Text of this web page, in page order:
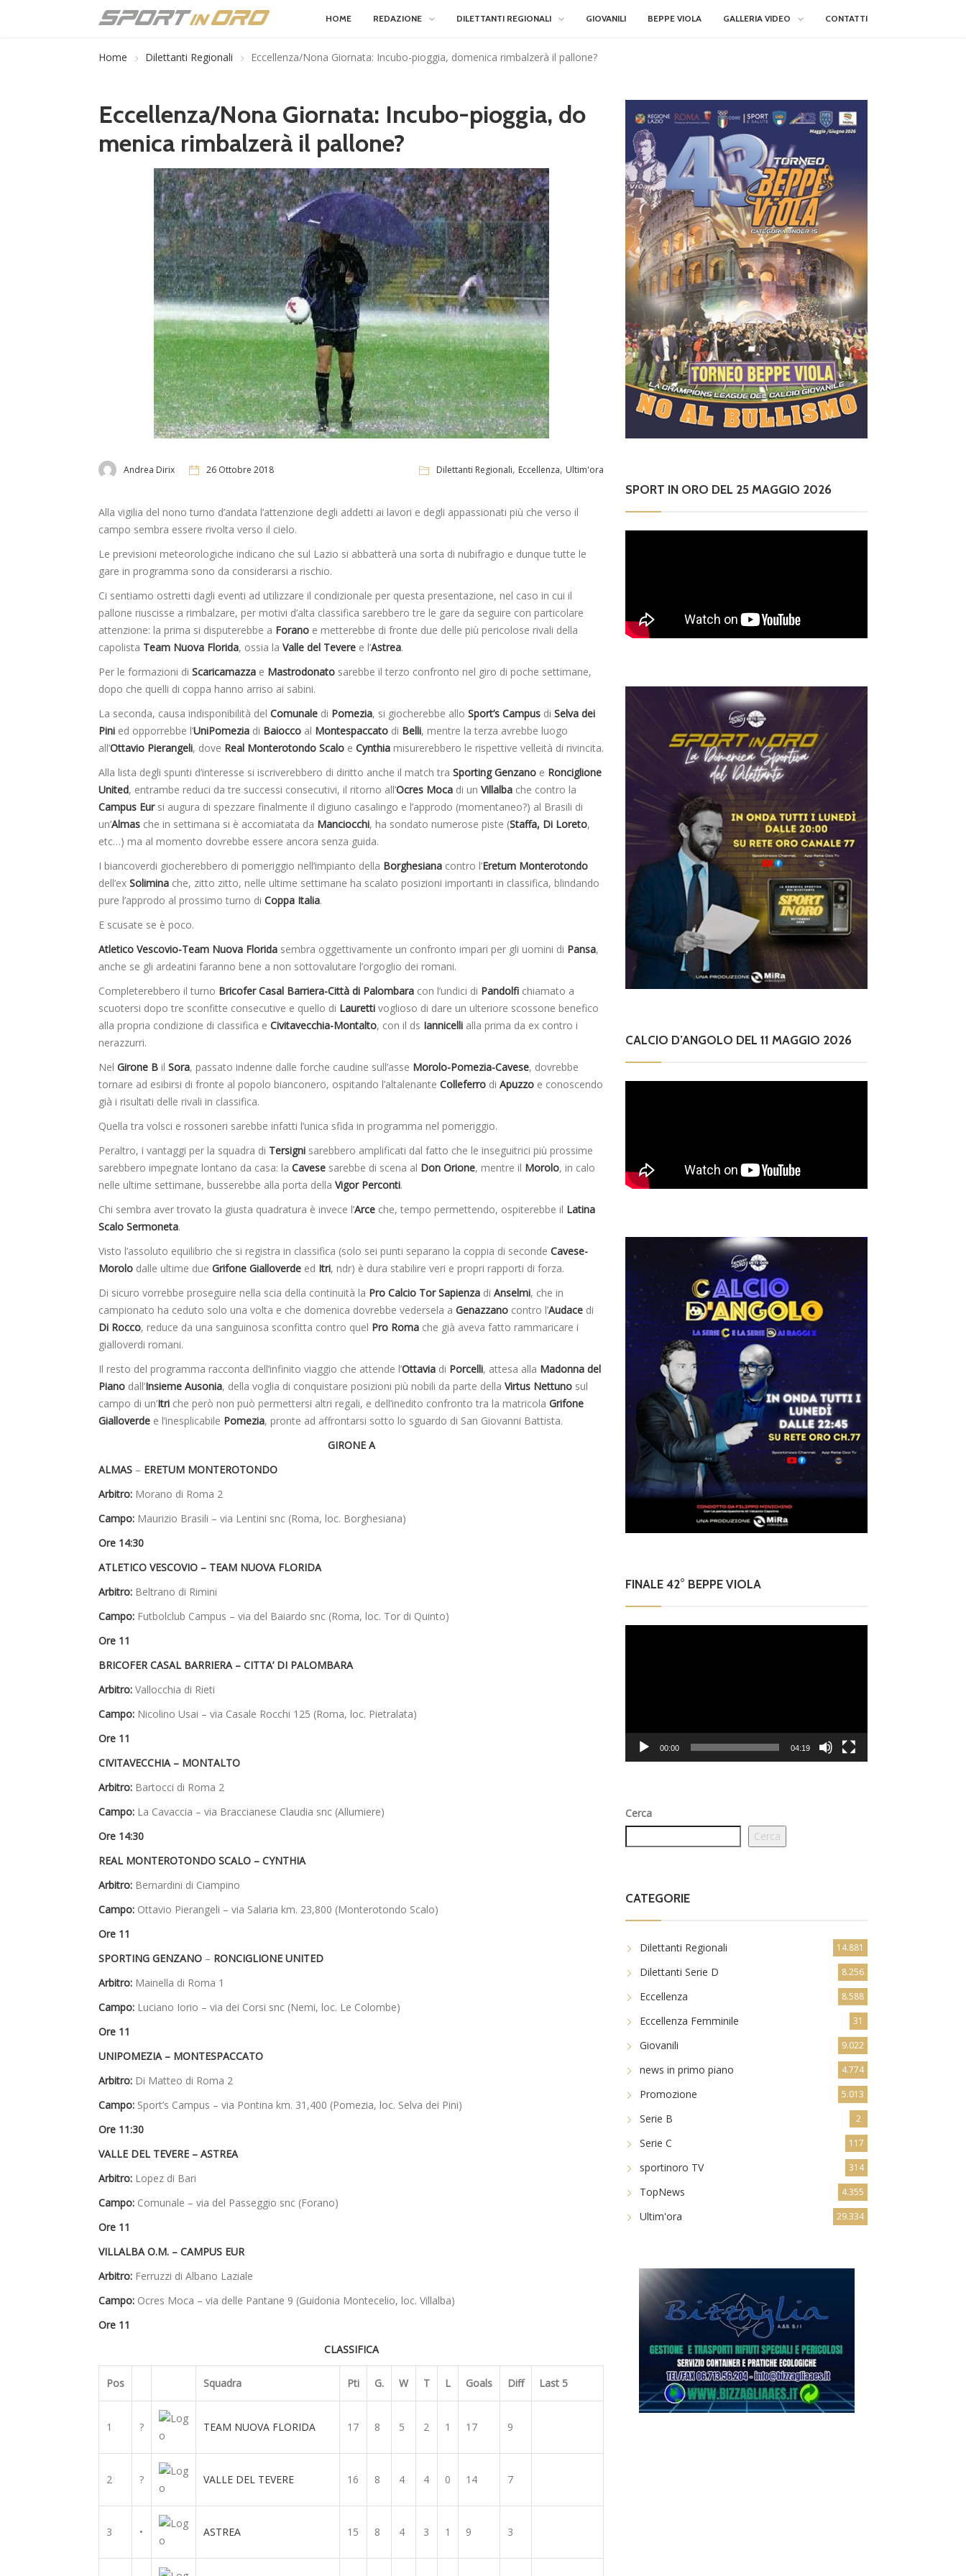
HOME REDAZIONE DILETTANTI REGIONALI GIOVANILI BEPPE VIOLA GALLERIA VIDEO CONTATTI
Home Dilettanti Regionali Eccellenza/Nona Giornata: Incubo-pioggia, domenica rimbalzerà il pallone?
Eccellenza/Nona Giornata: Incubo-pioggia, do
menica rimbalzerà il pallone?
Andrea Dirix 26 Ottobre 2018 Dilettanti Regionali, Eccellenza, Ultim'ora
Alla vigilia del nono turno d’andata l’attenzione degli addetti ai lavori e degli appassionati più che verso il
campo sembra essere rivolta verso il cielo.
Le previsioni meteorologiche indicano che sul Lazio si abbatterà una sorta di nubifragio e dunque tutte le
gare in programma sono da considerarsi a rischio.
Ci sentiamo ostretti dagli eventi ad utilizzare il condizionale per questa presentazione, nel caso in cui il
pallone riuscisse a rimbalzare, per motivi d’alta classifica sarebbero tre le gare da seguire con particolare
attenzione: la prima si disputerebbe a Forano e metterebbe di fronte due delle più pericolose rivali della
capolista Team Nuova Florida, ossia la Valle del Tevere e l’Astrea.
Per le formazioni di Scaricamazza e Mastrodonato sarebbe il terzo confronto nel giro di poche settimane,
dopo che quelli di coppa hanno arriso ai sabini.
La seconda, causa indisponibilità del Comunale di Pomezia, si giocherebbe allo Sport’s Campus di Selva dei
Pini ed opporrebbe l’UniPomezia di Baiocco al Montespaccato di Belli, mentre la terza avrebbe luogo
all’Ottavio Pierangeli, dove Real Monterotondo Scalo e Cynthia misurerebbero le rispettive velleità di rivincita.
Alla lista degli spunti d’interesse si iscriverebbero di diritto anche il match tra Sporting Genzano e Ronciglione
United, entrambe reduci da tre successi consecutivi, il ritorno all’Ocres Moca di un Villalba che contro la
Campus Eursi augura di spezzare finalmente il digiuno casalingo e l’approdo (momentaneo?) al Brasili di
un’Almas che in settimana si è accomiatata da Manciocchi, ha sondato numerose piste (Staffa, Di Loreto,
etc…) ma al momento dovrebbe essere ancora senza guida.
I biancoverdi giocherebbero di pomeriggio nell’impianto della Borghesiana contro l’Eretum Monterotondo
dell’ex Solimina che, zitto zitto, nelle ultime settimane ha scalato posizioni importanti in classifica, blindando
pure l’approdo al prossimo turno di Coppa Italia.
E scusate se è poco.
Atletico Vescovio-Team Nuova Florida sembra oggettivamente un confronto impari per gli uomini di Pansa,
anche se gli ardeatini faranno bene a non sottovalutare l’orgoglio dei romani.
Completerebbero il turno Bricofer Casal Barriera-Città di Palombara con l’undici di Pandolfi chiamato a
scuotersi dopo tre sconfitte consecutive e quello di Lauretti voglioso di dare un ulteriore scossone benefico
alla propria condizione di classifica e Civitavecchia-Montalto, con il ds Iannicelli alla prima da ex contro i
nerazzurri.
Nel Girone B il Sora, passato indenne dalle forche caudine sull’asse Morolo-Pomezia-Cavese, dovrebbe
tornare ad esibirsi di fronte al popolo bianconero, ospitando l’altalenante Colleferro di Apuzzo e conoscendo
già i risultati delle rivali in classifica.
Quella tra volsci e rossoneri sarebbe infatti l’unica sfida in programma nel pomeriggio.
Peraltro, i vantaggi per la squadra di Tersigni sarebbero amplificati dal fatto che le inseguitrici più prossime
sarebbero impegnate lontano da casa: la Cavese sarebbe di scena al Don Orione, mentre il Morolo, in calo
nelle ultime settimane, busserebbe alla porta della Vigor Perconti.
Chi sembra aver trovato la giusta quadratura è invece l’Arce che, tempo permettendo, ospiterebbe il Latina
Scalo Sermoneta.
Visto l’assoluto equilibrio che si registra in classifica (solo sei punti separano la coppia di seconde Cavese-
Morolo dalle ultime due Grifone Gialloverde ed Itri, ndr) è dura stabilire veri e propri rapporti di forza.
Di sicuro vorrebbe proseguire nella scia della continuità la Pro Calcio Tor Sapienza di Anselmi, che in
campionato ha ceduto solo una volta e che domenica dovrebbe vedersela a Genazzano contro l’Audace di
Di Rocco, reduce da una sanguinosa sconfitta contro quel Pro Roma che già aveva fatto rammaricare i
gialloverdi romani.
Il resto del programma racconta dell’infinito viaggio che attende l’Ottavia di Porcelli, attesa alla Madonna del
Piano dall’Insieme Ausonia, della voglia di conquistare posizioni più nobili da parte della Virtus Nettuno sul
campo di un’Itri che però non può permettersi altri regali, e dell’inedito confronto tra la matricola Grifone
Gialloverde e l’inesplicabile Pomezia, pronte ad affrontarsi sotto lo sguardo di San Giovanni Battista.
GIRONE A
ALMAS – ERETUM MONTEROTONDO
Arbitro: Morano di Roma 2
Campo: Maurizio Brasili – via Lentini snc (Roma, loc. Borghesiana)
Ore 14:30
ATLETICO VESCOVIO – TEAM NUOVA FLORIDA
Arbitro: Beltrano di Rimini
Campo: Futbolclub Campus – via del Baiardo snc (Roma, loc. Tor di Quinto)
Ore 11
BRICOFER CASAL BARRIERA – CITTA’ DI PALOMBARA
Arbitro: Vallocchia di Rieti
Campo: Nicolino Usai – via Casale Rocchi 125 (Roma, loc. Pietralata)
Ore 11
CIVITAVECCHIA – MONTALTO
Arbitro: Bartocci di Roma 2
Campo: La Cavaccia – via Braccianese Claudia snc (Allumiere)
Ore 14:30
REAL MONTEROTONDO SCALO – CYNTHIA
Arbitro: Bernardini di Ciampino
Campo: Ottavio Pierangeli – via Salaria km. 23,800 (Monterotondo Scalo)
Ore 11
SPORTING GENZANO – RONCIGLIONE UNITED
Arbitro: Mainella di Roma 1
Campo: Luciano Iorio – via dei Corsi snc (Nemi, loc. Le Colombe)
Ore 11
UNIPOMEZIA – MONTESPACCATO
Arbitro: Di Matteo di Roma 2
Campo: Sport’s Campus – via Pontina km. 31,400 (Pomezia, loc. Selva dei Pini)
Ore 11:30
VALLE DEL TEVERE – ASTREA
Arbitro: Lopez di Bari
Campo: Comunale – via del Passeggio snc (Forano)
Ore 11
VILLALBA O.M. – CAMPUS EUR
Arbitro: Ferruzzi di Albano Laziale
Campo: Ocres Moca – via delle Pantane 9 (Guidonia Montecelio, loc. Villalba)
Ore 11
CLASSIFICA
Pos Squadra Pti G. W T L Goals Diff Last 5
1 ? TEAM NUOVA FLORIDA 17 8 5 2 1 17 9
2 ? VALLE DEL TEVERE 16 8 4 4 0 14 7
3 • ASTREA 15 8 4 3 1 9 3
SPORT IN ORO DEL 25 MAGGIO 2026
CALCIO D’ANGOLO DEL 11 MAGGIO 2026
FINALE 42° BEPPE VIOLA
00:00 04:19
Cerca
Cerca
CATEGORIE
Dilettanti Regionali 14.881
Dilettanti Serie D 8.256
Eccellenza 8.588
Eccellenza Femminile 31
Giovanili 9.022
news in primo piano 4.774
Promozione 5.013
Serie B 2
Serie C 117
sportinoro TV 314
TopNews 4.355
Ultim'ora 29.334